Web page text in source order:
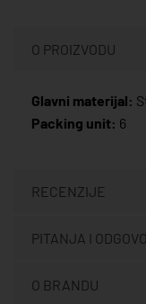
O PROIZVODU
Glavni materijal:
Packing unit: 6
RECENZIJE
PITANJA I
O BRANDU